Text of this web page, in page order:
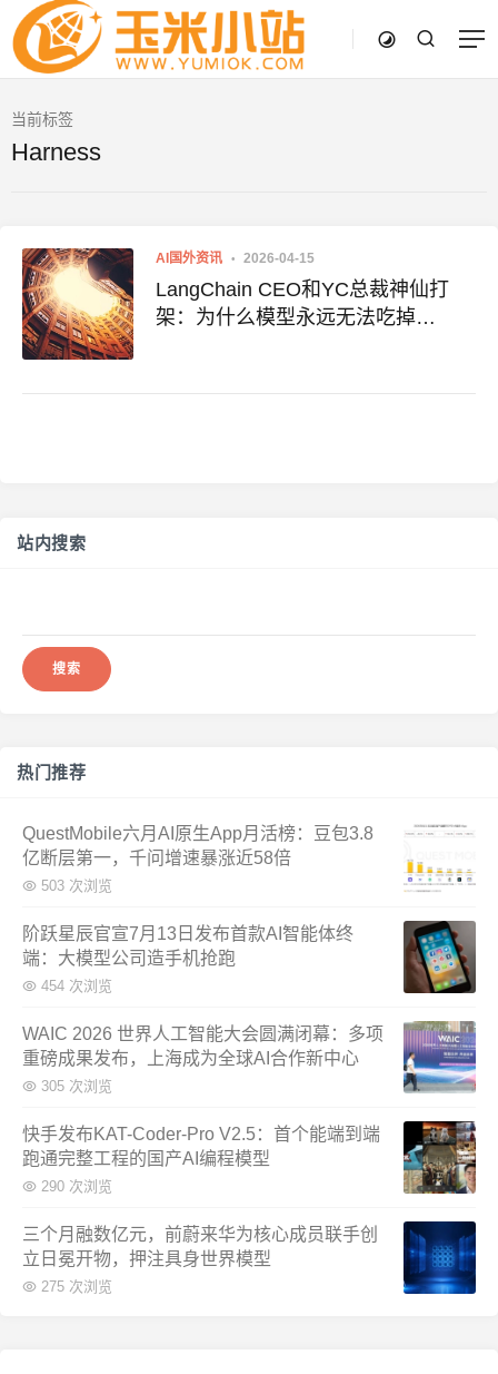
当前标签
Harness
AI国外资讯 2026-04-15
LangChain CEO和YC总裁神仙打
架：为什么模型永远无法吃掉
站内搜索
热门推荐
QuestMobile六月AI原生App月活榜：豆包3.8
亿断层第一，千问增速暴涨近58倍
503 次浏览
阶跃星辰官宣7月13日发布首款AI智能体终
端：大模型公司造手机抢跑
454 次浏览
WAIC 2026 世界人工智能大会圆满闭幕：多项
重磅成果发布，上海成为全球AI合作新中心
305 次浏览
快手发布KAT-Coder-Pro V2.5：首个能端到端
跑通完整工程的国产AI编程模型
290 次浏览
三个月融数亿元，前蔚来华为核心成员联手创
立日冕开物，押注具身世界模型
275 次浏览